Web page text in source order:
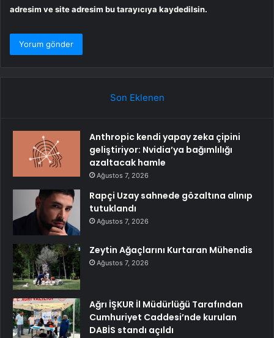
adresim ve site adresim bu tarayıcıya kaydedilsin.
Son Eklenen
Anthropic kendi yapay zeka çipini
geliştiriyor: Nvidia’ya bağımlılığı
azaltacak hamle
Ağustos 7, 2026
Rapçi Uzay sahnede gözaltına alınıp
tutuklandı
Ağustos 7, 2026
Zeytin Ağaçlarını Kurtaran Mühendis
Ağustos 7, 2026
Ağrı İŞKUR İl Müdürlüğü Tarafından
Cumhuriyet Caddesi’nde kurulan
DABİS standı açıldı